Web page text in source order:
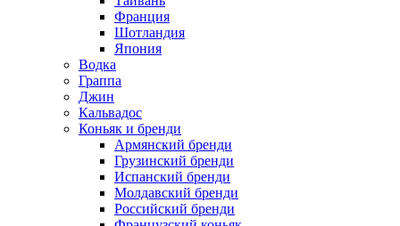
Франция
Шотландия
Япония
Водка
Граппа
Джин
Кальвадос
Коньяк и бренди
Армянский бренди
Грузинский бренди
Испанский бренди
Молдавский бренди
Российский бренди